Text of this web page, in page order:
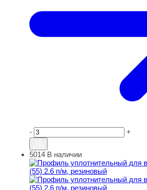
- +
Профиль уплотнительный для
5014 В наличии